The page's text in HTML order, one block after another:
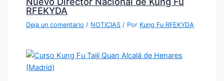
RFEKYDA
Deja un comentario / NOTICIAS / Por Kung Fu RFEKYDA